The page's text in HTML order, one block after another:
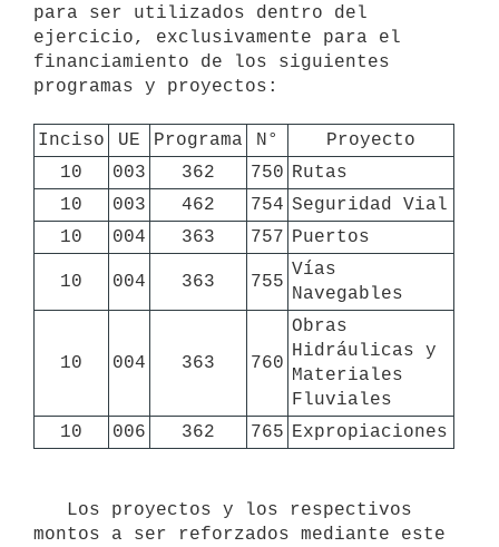
para ser utilizados dentro del
ejercicio, exclusivamente para el
financiamiento de los siguientes
programas y proyectos:
Inciso UE Programa N°
Proyecto
10
003 362 750 Rutas
10
003 462 754 Seguridad Vial
10
004 363 757 Puertos
10 004 363 755
Vías
Navegables
10 004 363 760
Obras
Hidráulicas y
Materiales
Fluviales
10
006 362 765 Expropiaciones
montos a ser reforzados mediante este